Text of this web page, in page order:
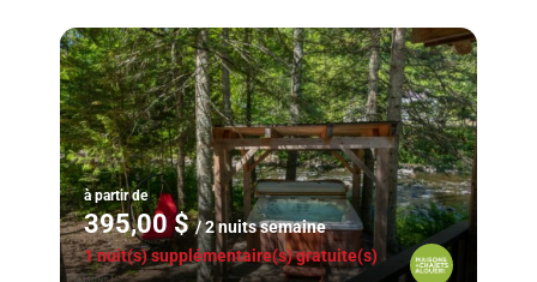
à partir de
395,00 $ / 2 nuits semaine
1 nuit(s) supplémentaire(s) gratuite(s)